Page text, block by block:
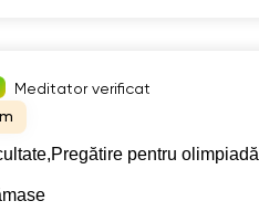
Meditator verificat
Pregătire pentru olimpiadă